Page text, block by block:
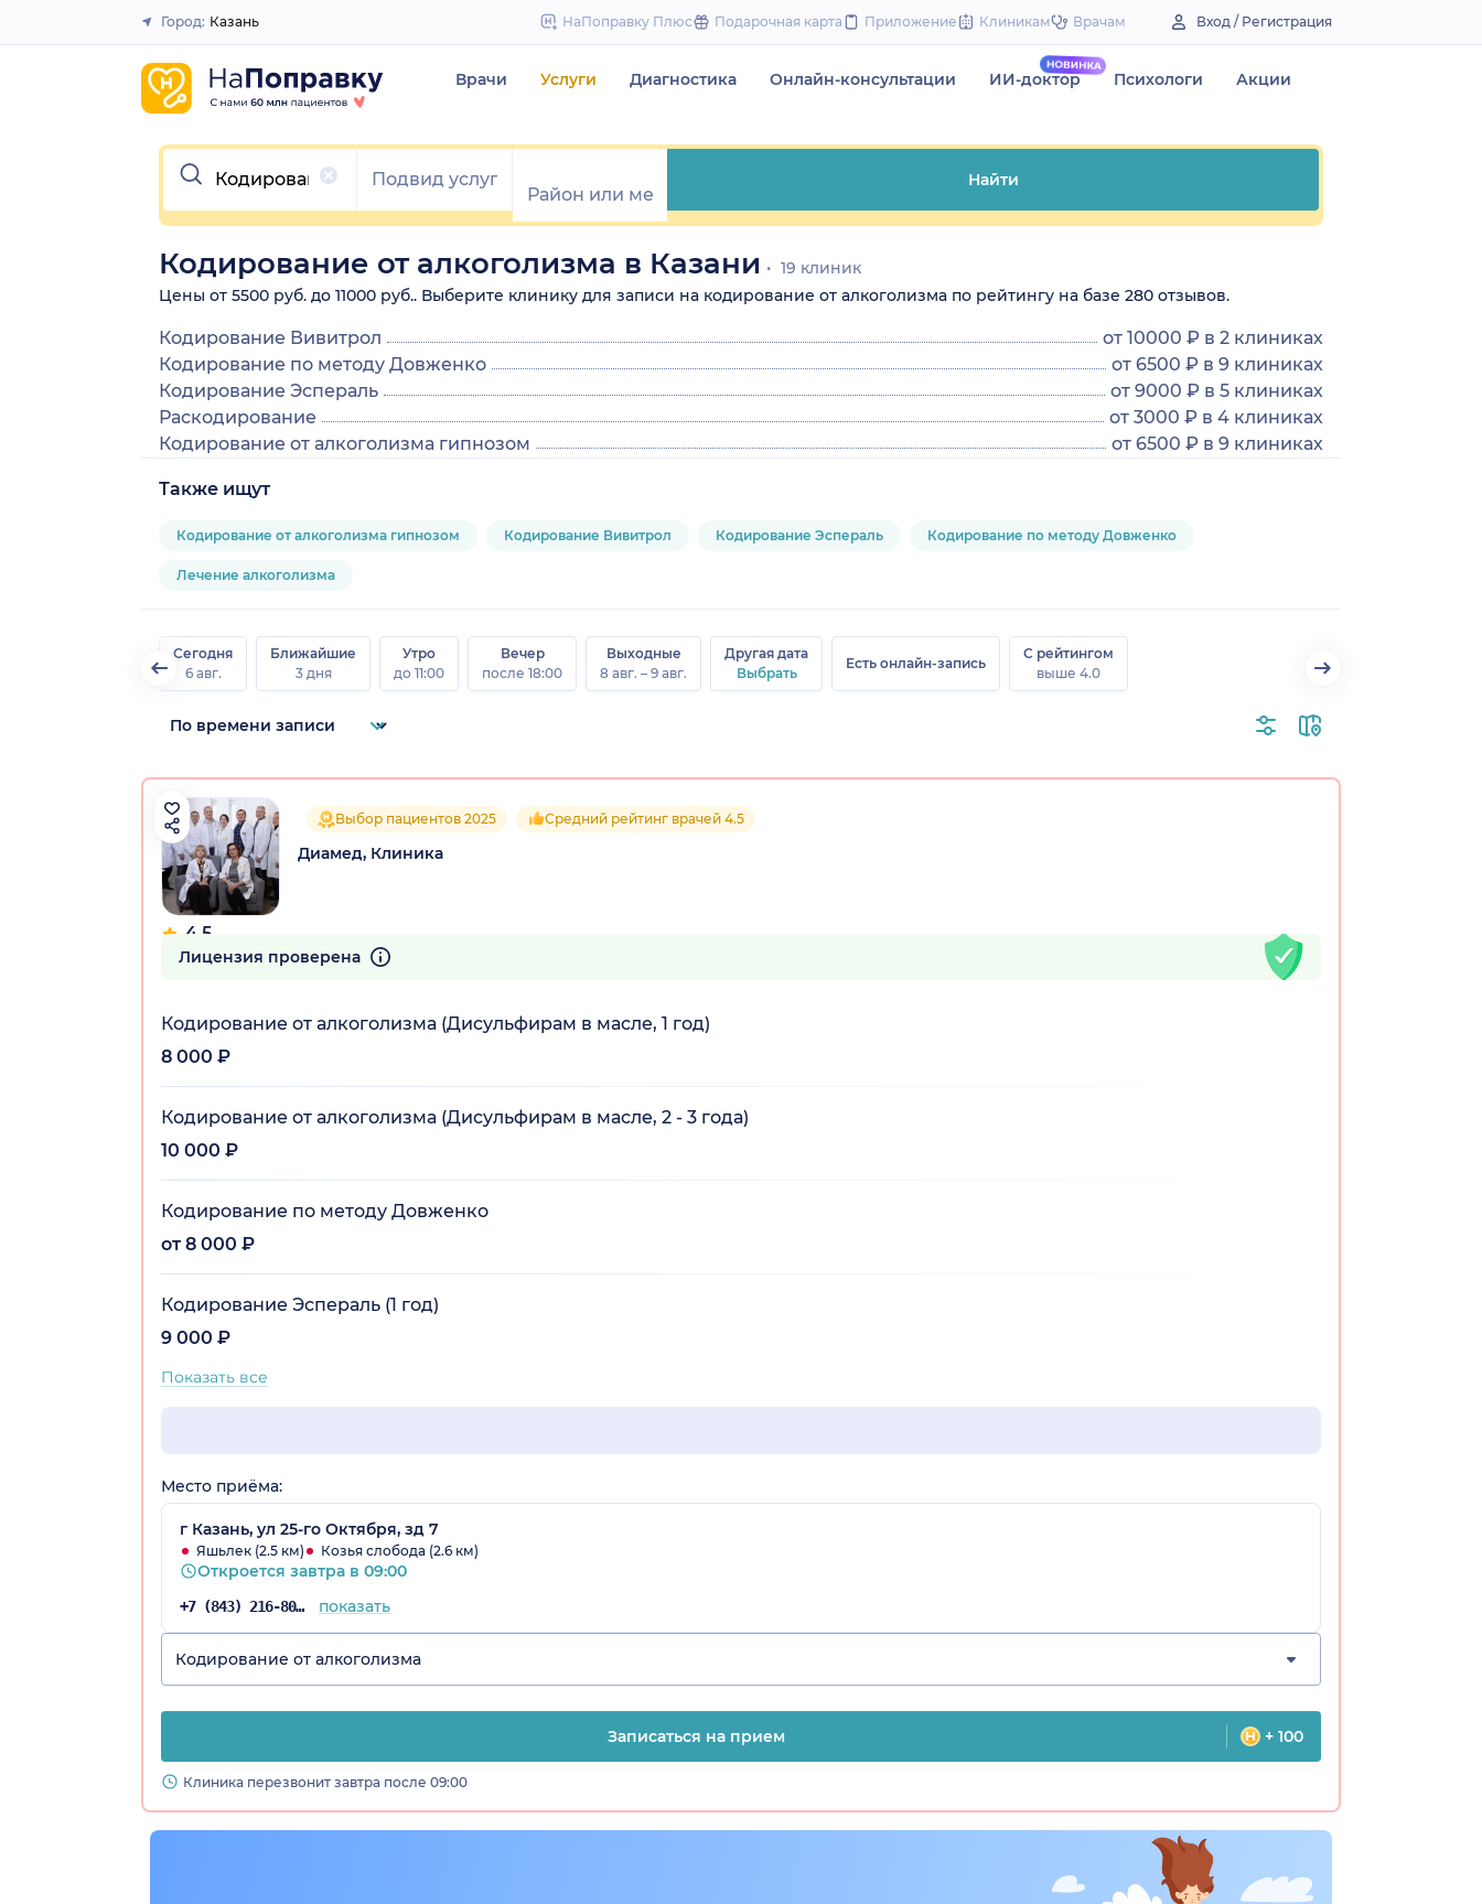
to
Закрыть
Город: Казань НаПоправку Плюс Подарочная карта Приложение Клиникам Врачам Вход / Регистрация
Врачи Услуги Диагностика Онлайн-консультации ИИ-доктор Психологи Акции
Очистить
Найти
Кодирование от алкоголизма в Казани
19 клиник
Цены от 5500 руб. до 11000 руб.. Выберите клинику для записи на кодирование от алкоголизма по рейтингу на базе 280 отзывов.
Кодирование Вивитрол
от 10000 ₽ в 2 клиниках
Кодирование по методу Довженко
от 6500 ₽ в 9 клиниках
Кодирование Эспераль
от 9000 ₽ в 5 клиниках
Раскодирование
от 3000 ₽ в 4 клиниках
Кодирование от алкоголизма гипнозом
от 6500 ₽ в 9 клиниках
Также ищут
Кодирование от алкоголизма гипнозом Кодирование Вивитрол Кодирование Эспераль Кодирование по методу Довженко
Лечение алкоголизма
Сегодня
6 авг.
Ближайшие
3 дня
Утро
до 11:00
Вечер
после 18:00
Выходные
8 авг. – 9 авг.
Другая дата
Выбрать
Есть онлайн-запись
С рейтингом
выше 4.0
4.5
166 отзывов
Выбор пациентов 2025 Средний рейтинг врачей 4.5
Диамед, Клиника
Лицензия проверена
Кодирование от алкоголизма (Дисульфирам в масле, 1 год)
8 000 ₽
Кодирование от алкоголизма (Дисульфирам в масле, 2 - 3 года)
10 000 ₽
Кодирование по методу Довженко
от 8 000 ₽
Кодирование Эспераль (1 год)
9 000 ₽
Показать все
Место приёма:
г Казань, ул 25-го Октября, зд 7
Яшьлек (2.5 км) Козья слобода (2.6 км)
Откроется завтра в 09:00
+7 (843) 216-80-48 показать
Кодирование от алкоголизма
Записаться на прием + 100
Клиника перезвонит завтра после 09:00